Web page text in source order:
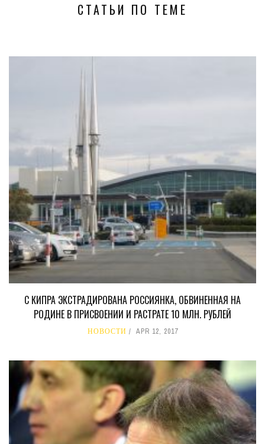
СТАТЬИ ПО ТЕМЕ
С КИПРА ЭКСТРАДИРОВАНА РОССИЯНКА, ОБВИНЕННАЯ НА
РОДИНЕ В ПРИСВОЕНИИ И РАСТРАТЕ 10 МЛН. РУБЛЕЙ
НОВОСТИ APR 12, 2017